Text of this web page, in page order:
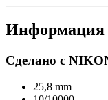
Информация
Сделано с
25,8 mm